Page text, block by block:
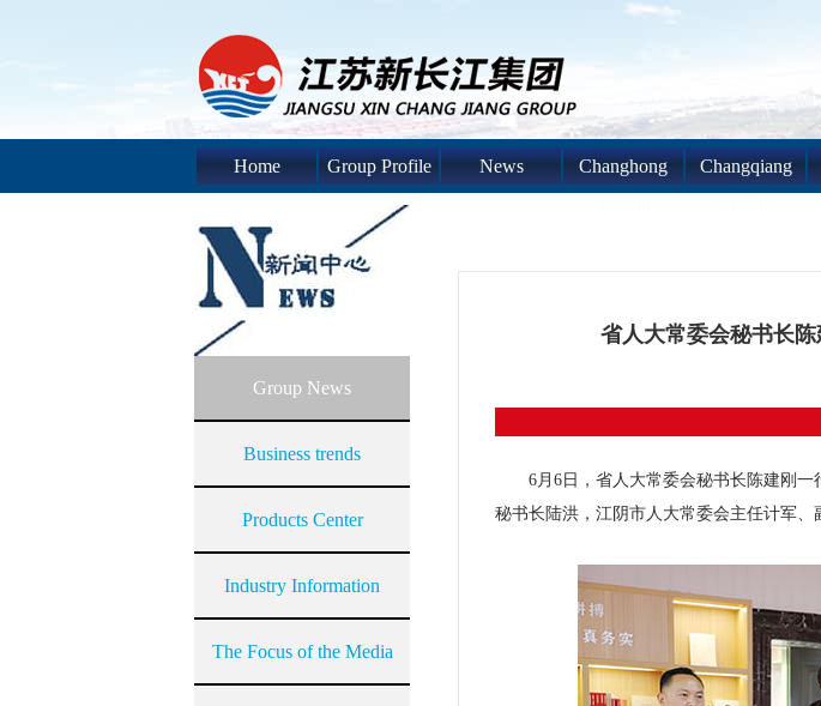
Home Group Profile News
Changhong
Changqiang
Group News
Business trends
Products Center
Industry Information
The Focus of the Media
省人大常委会秘书长
6月6日，省人大常委会秘书长陈建刚
秘书长陆洪，江阴市人大常委会主任计军、